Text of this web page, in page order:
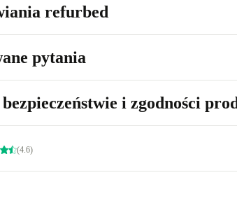
refurbed
pytania
i zgodności
(4.6)